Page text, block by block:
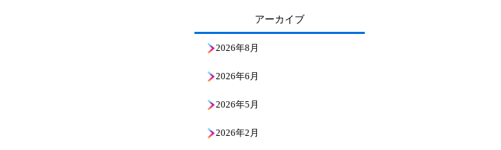
アーカイブ
2026年8月
2026年6月
2026年5月
2026年2月